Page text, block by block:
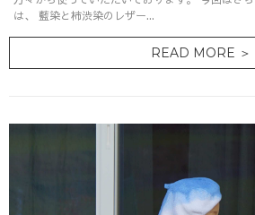
は、 藍染と柿渋染のレザー...
READ MORE ＞